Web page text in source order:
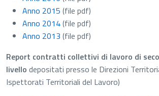
Anno 2015 (file pdf)
Anno 2014(file pdf)
Anno 2013 (file pdf)
Report contratti collettivi di lavoro di
livello depositati presso le Direzioni
Ispettorati Territoriali del Lavoro)